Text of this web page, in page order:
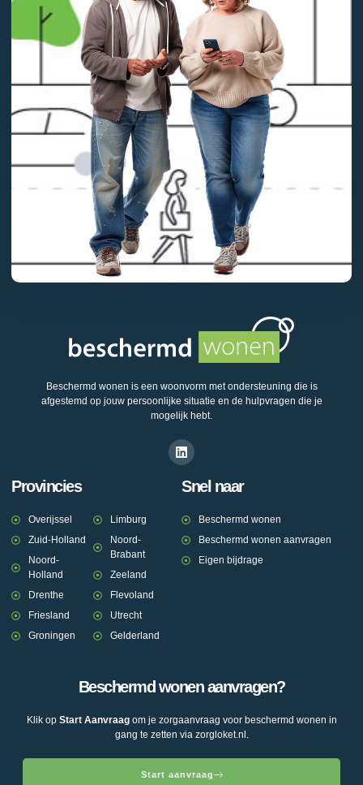
Beschermd wonen is een woonvorm met ondersteuning die is
afgestemd op jouw persoonlijke situatie en de hulpvragen die je
mogelijk hebt.
Provincies
Overijssel
Zuid-Holland
Noord-
Holland
Drenthe
Friesland
Groningen
Limburg
Noord-
Brabant
Zeeland
Flevoland
Utrecht
Gelderland
Snel naar
Beschermd wonen
Beschermd wonen aanvragen
Eigen bijdrage
Beschermd wonen aanvragen?
Klik op Start Aanvraagom je zorgaanvraag voor beschermd wonen in
gang te zetten via zorgloket.nl.
Start aanvraag